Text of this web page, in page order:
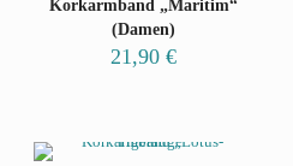
Korkarmband „Maritim“
(Damen)
21,90 €